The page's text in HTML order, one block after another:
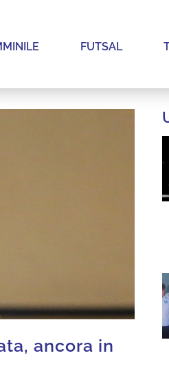
FUTSAL
ancora in